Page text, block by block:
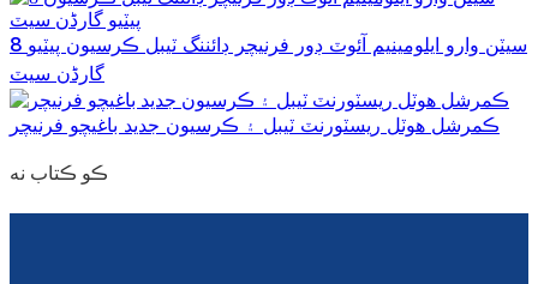
8 سيٽن وارو ايلومينيم آئوٽ ڊور فرنيچر ڊائننگ ٽيبل ڪرسيون پيٽيو
گارڈن سيٽ
ڪمرشل هوٽل ريسٽورنٽ ٽيبل ۽ ڪرسيون جديد باغيچو فرنيچر
ڪو ڪتاب نه